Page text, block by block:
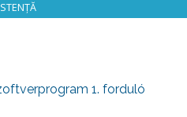
1. forduló